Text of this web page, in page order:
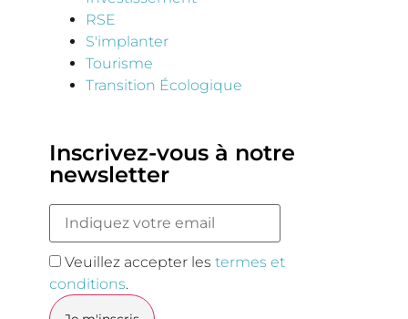
RSE
S'implanter
Tourisme
Transition Écologique
Inscrivez-vous à notre
newsletter
Veuillez accepter lestermes et
conditions.